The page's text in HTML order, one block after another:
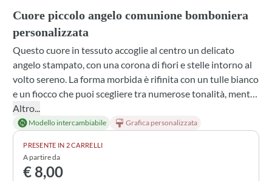
Cuore piccolo angelo comunione bomboniera
personalizzata
Questo cuore in tessuto accoglie al centro un delicato
angelo stampato, con una corona di fiori e stelle intorno al
volto sereno. La forma morbida è rifinita con un tulle bianco
e un fiocco che puoi scegliere tra numerose tonalità, mentre
all'interno troverai confetti e una profumazione a tua scelta
tra lavanda, mughetto, gelsomino e altre essenze. Ogni
dettaglio può essere personalizzato per rendere questa
bomboniera una testimonianza unica della comunione.
Altro...
Modello intercambiabile Grafica personalizzata
PRESENTE IN 2 CARRELLI
A partire da
€ 8,00